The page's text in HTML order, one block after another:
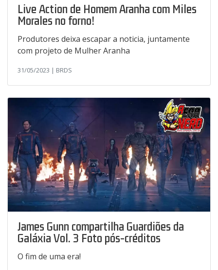
Live Action de Homem Aranha com Miles
Morales no forno!
Produtores deixa escapar a noticia, juntamente
com projeto de Mulher Aranha
31/05/2023 | BRDS
James Gunn compartilha Guardiões da
Galáxia Vol. 3 Foto pós-créditos
O fim de uma era!